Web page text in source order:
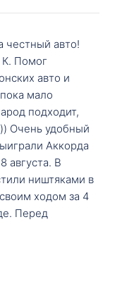
честный авто!
Помог
авто и
мало
подходит,
Очень удобный
Аккорда
августа. В
ништяками в
ходом за 4
Перед